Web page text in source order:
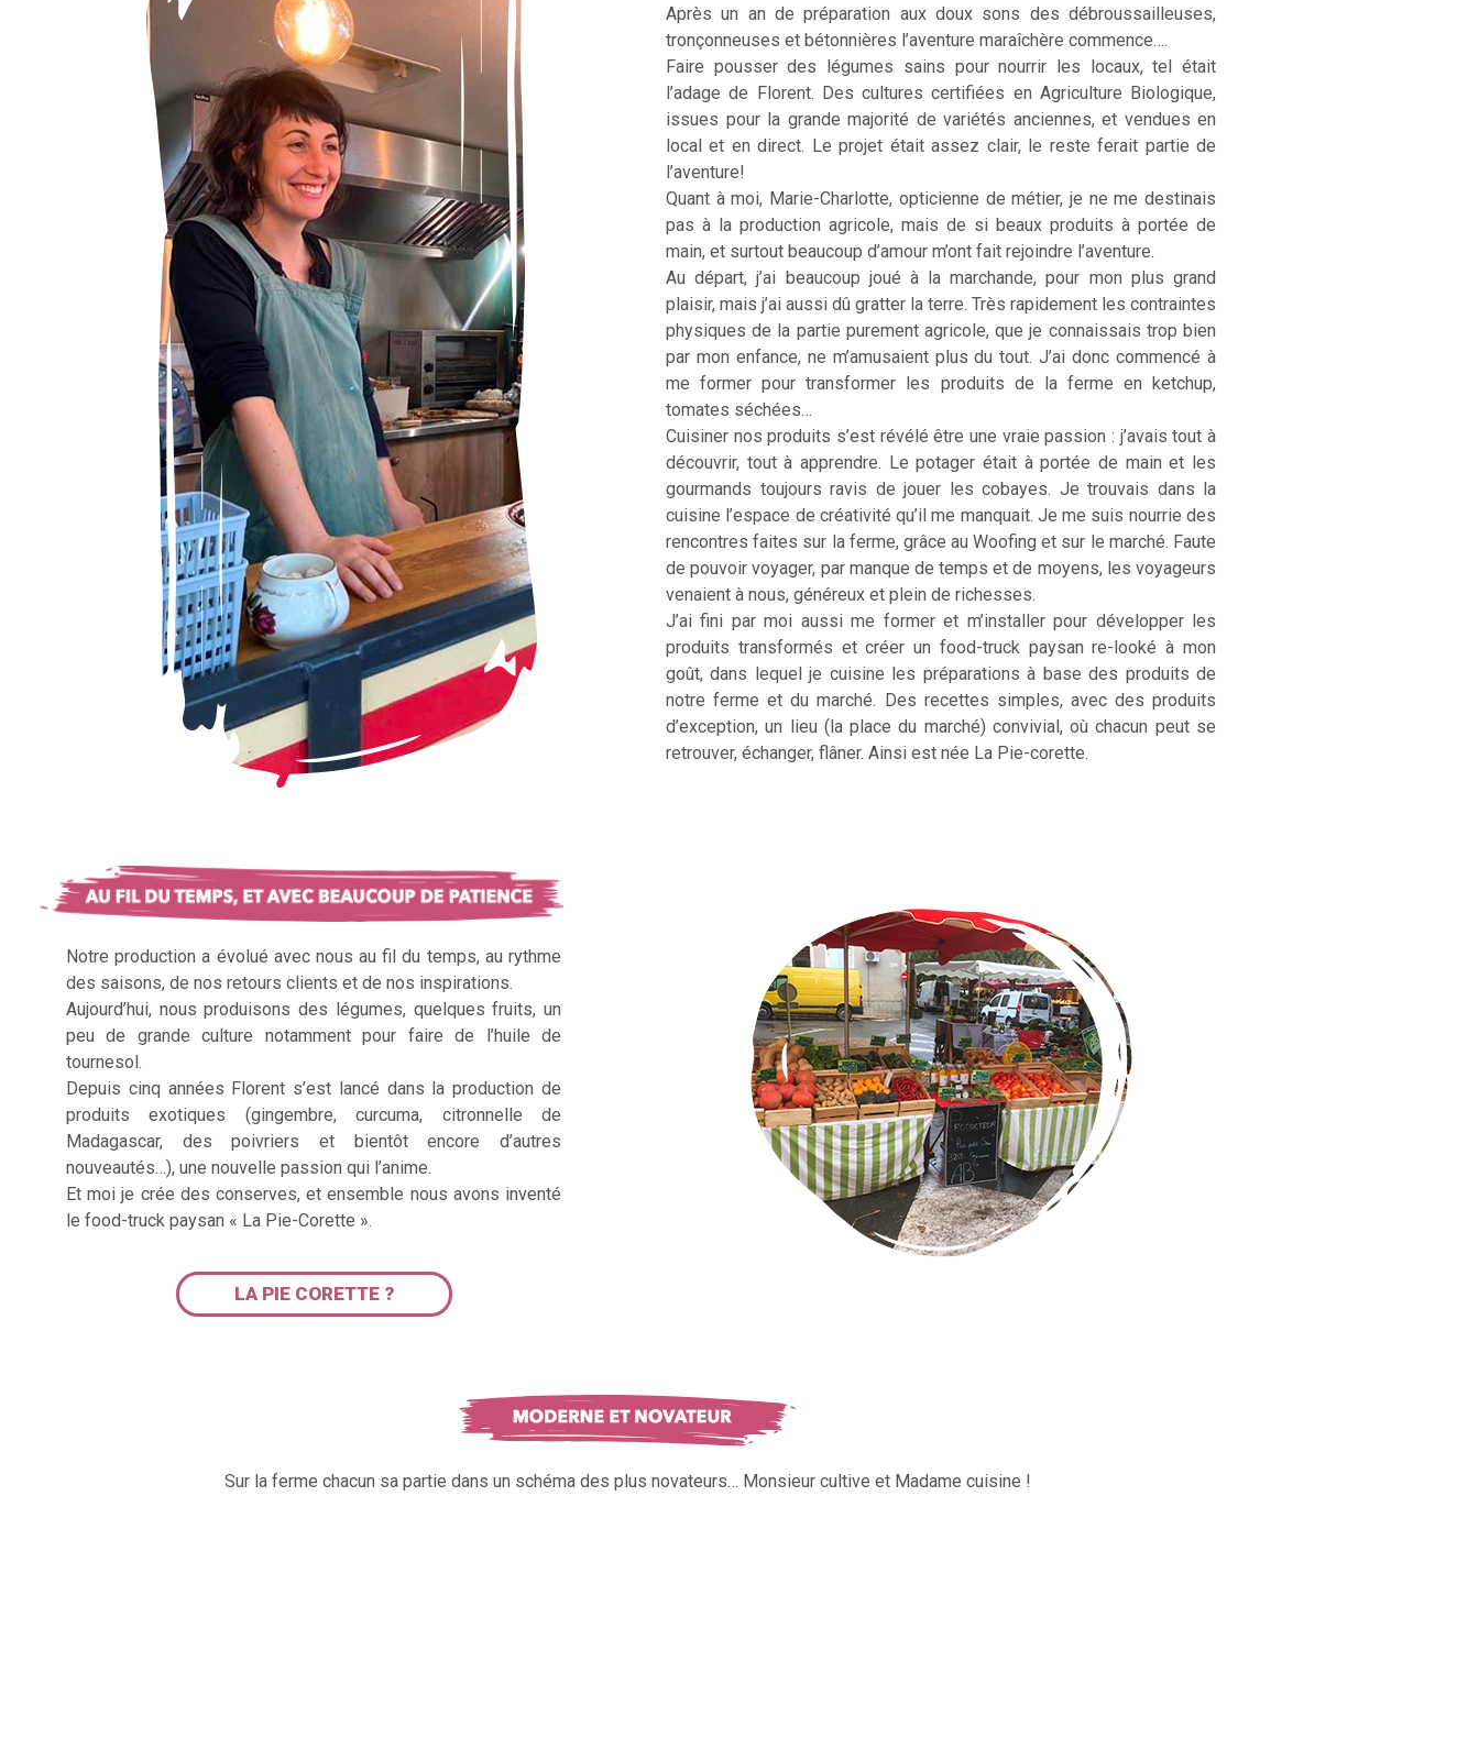
Après un an de préparation aux doux sons des débroussailleuses,
tronçonneuses et bétonnières l’aventure maraîchère commence….
Faire pousser des légumes sains pour nourrir les locaux, tel était
l’adage de Florent. Des cultures certifiées en Agriculture Biologique,
issues pour la grande majorité de variétés anciennes, et vendues en
local et en direct. Le projet était assez clair, le reste ferait partie de
l’aventure!
Quant à moi, Marie-Charlotte, opticienne de métier, je ne me destinais
pas à la production agricole, mais de si beaux produits à portée de
main, et surtout beaucoup d’amour m’ont fait rejoindre l’aventure.
Au départ, j’ai beaucoup joué à la marchande, pour mon plus grand
plaisir, mais j’ai aussi dû gratter la terre. Très rapidement les contraintes
physiques de la partie purement agricole, que je connaissais trop bien
par mon enfance, ne m’amusaient plus du tout. J’ai donc commencé à
me former pour transformer les produits de la ferme en ketchup,
tomates séchées…
Cuisiner nos produits s’est révélé être une vraie passion : j’avais tout à
découvrir, tout à apprendre. Le potager était à portée de main et les
gourmands toujours ravis de jouer les cobayes. Je trouvais dans la
cuisine l’espace de créativité qu’il me manquait. Je me suis nourrie des
rencontres faites sur la ferme, grâce au Woofing et sur le marché. Faute
de pouvoir voyager, par manque de temps et de moyens, les voyageurs
venaient à nous, généreux et plein de richesses.
J’ai fini par moi aussi me former et m’installer pour développer les
produits transformés et créer un food-truck paysan re-looké à mon
goût, dans lequel je cuisine les préparations à base des produits de
notre ferme et du marché. Des recettes simples, avec des produits
d’exception, un lieu (la place du marché) convivial, où chacun peut se
retrouver, échanger, flâner. Ainsi est née La Pie-corette.
Notre production a évolué avec nous au fil du temps, au rythme
des saisons, de nos retours clients et de nos inspirations.
Aujourd’hui, nous produisons des légumes, quelques fruits, un
peu de grande culture notamment pour faire de l’huile de
tournesol.
Depuis cinq années Florent s’est lancé dans la production de
produits exotiques (gingembre, curcuma, citronnelle de
Madagascar, des poivriers et bientôt encore d’autres
nouveautés…), une nouvelle passion qui l’anime.
Et moi je crée des conserves, et ensemble nous avons inventé
le food-truck paysan « La Pie-Corette ».
LA PIE CORETTE ?
Sur la ferme chacun sa partie dans un schéma des plus novateurs… Monsieur cultive et Madame cuisine !